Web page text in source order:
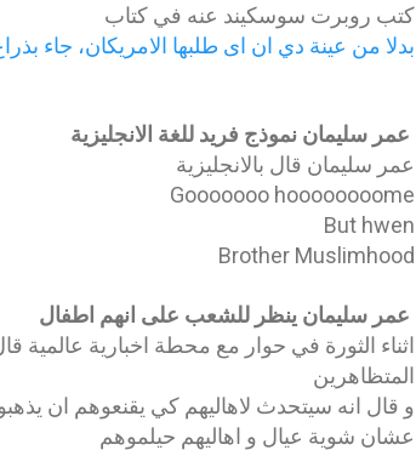
كتب روبرت سوسكيند عنه في كتاب
بدلا من عينة دي ان اى طلبها الامريكان، جاء
عمر سليمان نموذج فريد للغة الانجليزية
عمر سليمان قال بالانجليزية
Gooooooo hoooooooome
But hwen
Brother Muslimhood
عمر سليمان ينظر للشعب على انهم اطفال
اثناء الثورة في حوار مع محطة اخبارية
المتظاهرين
و قال انه سيتحدث لاهاليهم كي يقنعوهم ان
عشان شوية عيال و اهاليهم حيلموهم